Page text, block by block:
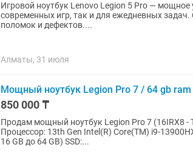
Игровой ноутбук Lenovo Legion 5 Pro — мощное
современных игр, так и для ежедневных задач. Состояние: практически как новый, без
поломок и дефектов....
Алматы, 31 июля
Мощный ноутбук Legion Pro 7 / 64 gb
850 000 ₸
Продам мощный ноутбук Legion Pro 7 (16IRX8 - Type 82WR) Основные
Процессор: 13th Gen Intel(R) Core(TM) i9-13900HX (2.20 GHz) ОЗУ: 64 GB
16 GB до 64 GB) SSD:...